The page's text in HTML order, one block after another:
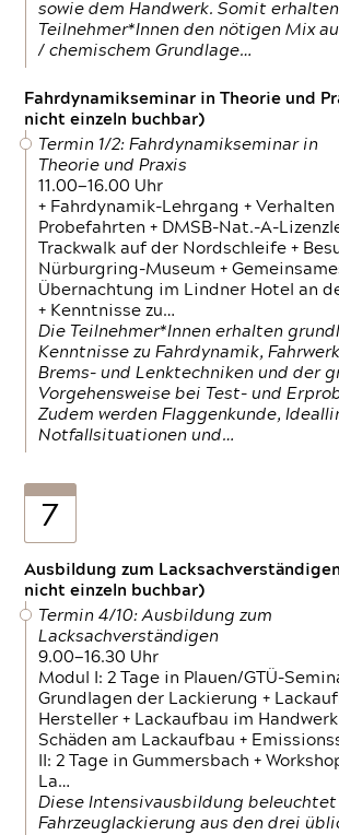
sowie dem Handwerk. Somit
Teilnehmer*Innen den nötigen Mix
/ chemischem Grundlage…
Fahrdynamikseminar in Theorie und
nicht einzeln buchbar)
Termin 1/2: Fahrdynamikseminar in
Theorie und Praxis
11.00—16.00 Uhr
+ Fahrdynamik-Lehrgang +
Probefahrten + DMSB-Nat.-A-
Trackwalk auf der Nordschleife +
Nürburgring-Museum +
Übernachtung im Lindner Hotel an
+ Kenntnisse zu…
Die Teilnehmer*Innen erhalten
Kenntnisse zu Fahrdynamik,
Brems- und Lenktechniken und der
Vorgehensweise bei Test- und
Zudem werden Flaggenkunde,
Notfallsituationen und…
7
Ausbildung zum
nicht einzeln buchbar)
Termin 4/10: Ausbildung zum
Lacksachverständigen
9.00—16.30 Uhr
Modul I: 2 Tage in Plauen/GTÜ-
Grundlagen der Lackierung +
Hersteller + Lackaufbau im
Schäden am Lackaufbau +
II: 2 Tage in Gummersbach +
La…
Diese Intensivausbildung beleuchtet
Fahrzeuglackierung aus den drei